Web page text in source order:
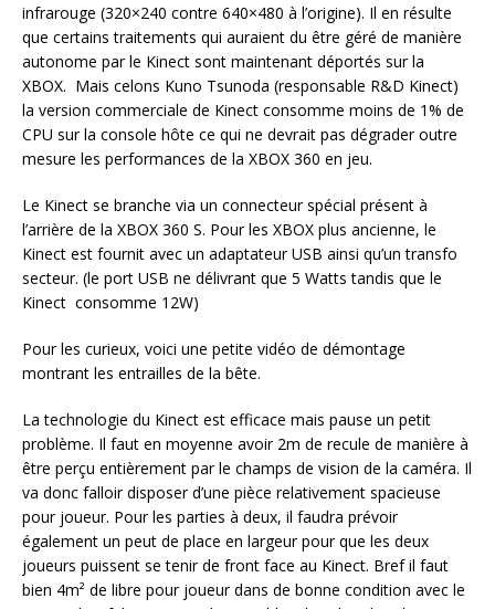
infrarouge (320×240 contre 640×480 à l’origine). Il en résulte
que certains traitements qui auraient du être géré de manière
autonome par le Kinect sont maintenant déportés sur la
XBOX. Mais celons Kuno Tsunoda (responsable R&D Kinect)
la version commerciale de Kinect consomme moins de 1% de
CPU sur la console hôte ce qui ne devrait pas dégrader outre
mesure les performances de la XBOX 360 en jeu.
Le Kinect se branche via un connecteur spécial présent à
l’arrière de la XBOX 360 S. Pour les XBOX plus ancienne, le
Kinect est fournit avec un adaptateur USB ainsi qu’un transfo
secteur. (le port USB ne délivrant que 5 Watts tandis que le
Kinect consomme 12W)
Pour les curieux, voici une petite vidéo de démontage
montrant les entrailles de la bête.
La technologie du Kinect est efficace mais pause un petit
problème. Il faut en moyenne avoir 2m de recule de manière à
être perçu entièrement par le champs de vision de la caméra. Il
va donc falloir disposer d’une pièce relativement spacieuse
pour joueur. Pour les parties à deux, il faudra prévoir
également un peut de place en largeur pour que les deux
joueurs puissent se tenir de front face au Kinect. Bref il faut
bien 4m² de libre pour joueur dans de bonne condition avec le